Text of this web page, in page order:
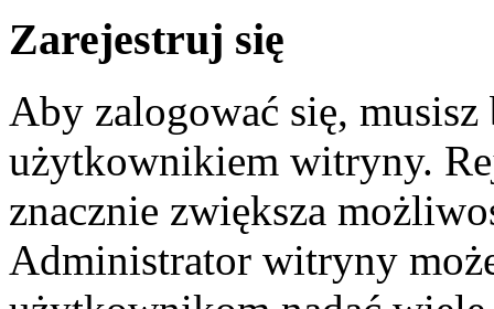
Zarejestruj się
Aby zalogować się,
użytkownikiem witryny.
znacznie zwiększa
Administrator witryny